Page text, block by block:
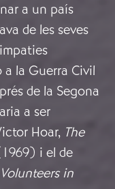
a un país
de les seves
la Guerra Civil
de la Segona
a ser
Hoar, The
i el de
in